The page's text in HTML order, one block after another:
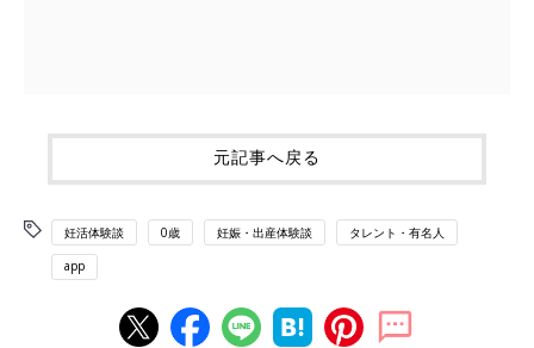
元記事へ戻る
妊活体験談 0歳 妊娠・出産体験談 タレント・有名人
app